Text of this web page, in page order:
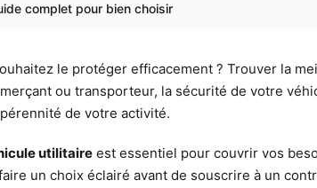
complet pour bien choisir
le protéger efficacement ? Trouver la
ou transporteur, la sécurité de votre
de votre activité.
utilitaire est essentiel pour couvrir vos
un choix éclairé avant de souscrire à un